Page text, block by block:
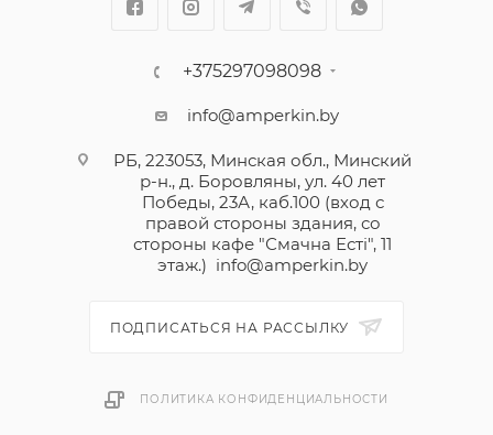
+375297098098
info@amperkin.by
РБ, 223053, Минская обл., Минский
р-н., д. Боровляны, ул. 40 лет
Победы, 23А, каб.100 (вход с
правой стороны здания, со
стороны кафе "Смачна Естi", 11
этаж.) info@amperkin.by
ПОДПИСАТЬСЯ НА РАССЫЛКУ
ПОЛИТИКА КОНФИДЕНЦИАЛЬНОСТИ